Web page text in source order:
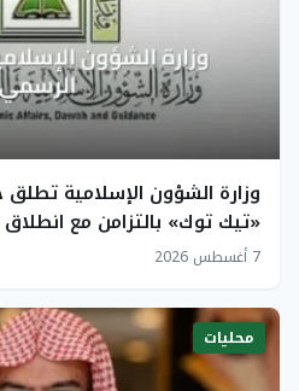
وزارة الشؤون الإسلامية
«تيك توك» بالتزامن مع
القرآنية
7 أغسطس 2026
محليات